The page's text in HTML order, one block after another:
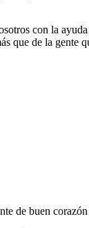
con la
que de la gente
de buen